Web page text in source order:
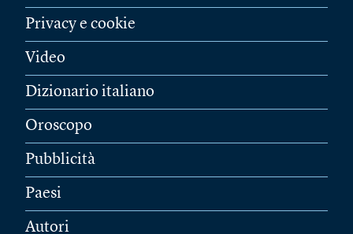
Privacy e cookie
Video
Dizionario italiano
Oroscopo
Pubblicità
Paesi
Autori